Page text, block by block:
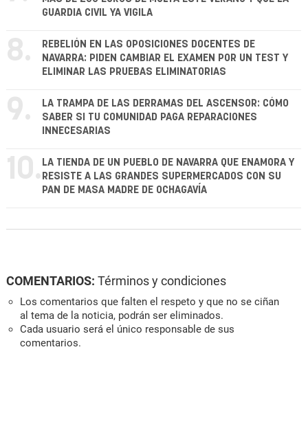
GUARDIA CIVIL YA VIGILA
8.
REBELIÓN EN LAS OPOSICIONES DOCENTES DE
NAVARRA: PIDEN CAMBIAR EL EXAMEN POR UN TEST Y
ELIMINAR LAS PRUEBAS ELIMINATORIAS
9.
LA TRAMPA DE LAS DERRAMAS DEL ASCENSOR: CÓMO
SABER SI TU COMUNIDAD PAGA REPARACIONES
INNECESARIAS
10. LA TIENDA DE UN PUEBLO DE NAVARRA QUE ENAMORA Y
RESISTE A LAS GRANDES SUPERMERCADOS CON SU
PAN DE MASA MADRE DE OCHAGAVÍA
COMENTARIOS: Términos y condiciones
Los comentarios que falten el respeto y que no se ciñan
al tema de la noticia, podrán ser eliminados.
Cada usuario será el único responsable de sus
comentarios.